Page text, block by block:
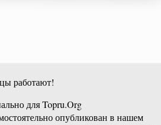
работают!
для Topru.Org
опубликован в нашем